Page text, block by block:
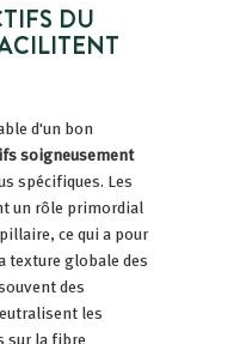
DU
d'un bon
soigneusement
spécifiques. Les
un rôle primordial
ce qui a pour
texture globale des
des
les
sur la fibre